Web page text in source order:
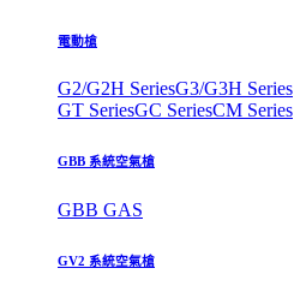
電動槍
G2/G2H SeriesG3/G3H Series
GT SeriesGC SeriesCM Series
GBB 系統空氣槍
GBB GAS
GV2 系統空氣槍